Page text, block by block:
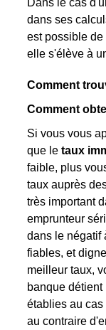
Dans le cas
dans ses
est possible de
elle s'élève à
Comment
Comment
Si vous vous
que le taux
faible, plus
taux auprès
très important
emprunteur
dans le négatif
fiables, et
meilleur taux,
banque
établies au
au contraire